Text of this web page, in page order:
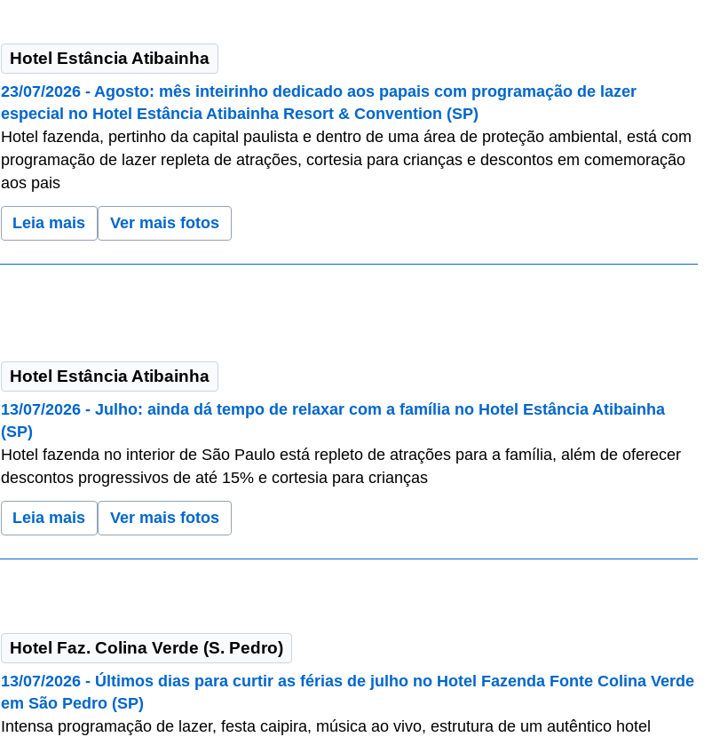
Hotel Estância Atibainha
23/07/2026 - Agosto: mês inteirinho dedicado aos papais com programação de lazer
especial no Hotel Estância Atibainha Resort & Convention (SP)
Hotel fazenda, pertinho da capital paulista e dentro de uma área de proteção ambiental, está com
programação de lazer repleta de atrações, cortesia para crianças e descontos em comemoração
aos pais
Leia mais Ver mais fotos
Hotel Estância Atibainha
13/07/2026 - Julho: ainda dá tempo de relaxar com a família no Hotel Estância Atibainha
(SP)
Hotel fazenda no interior de São Paulo está repleto de atrações para a família, além de oferecer
descontos progressivos de até 15% e cortesia para crianças
Leia mais Ver mais fotos
Hotel Faz. Colina Verde (S. Pedro)
13/07/2026 - Últimos dias para curtir as férias de julho no Hotel Fazenda Fonte Colina Verde
em São Pedro (SP)
Intensa programação de lazer, festa caipira, música ao vivo, estrutura de um autêntico hotel